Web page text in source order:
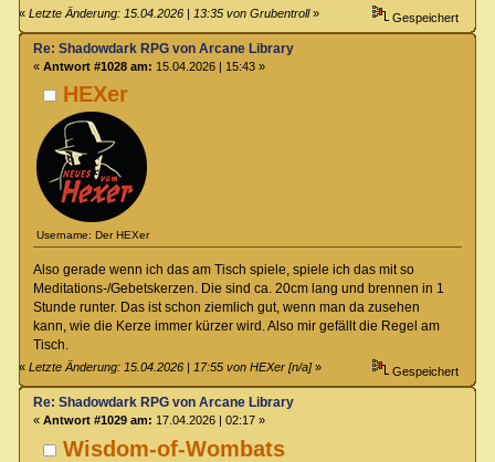
«Letzte Änderung: 15.04.2026 | 13:35 von Grubentroll» Gespeichert
HEXer
Username: Der HEXer
Re: Shadowdark RPG von Arcane Library
« Antwort #1028 am: 15.04.2026 | 15:43 »
Also gerade wenn ich das am Tisch spiele, spiele ich das mit so
Meditations-/Gebetskerzen. Die sind ca. 20cm lang und brennen in 1
Stunde runter. Das ist schon ziemlich gut, wenn man da zusehen
kann, wie die Kerze immer kürzer wird. Also mir gefällt die Regel am
Tisch.
«Letzte Änderung: 15.04.2026 | 17:55 von HEXer [n/a]» Gespeichert
Wisdom-of-Wombats
Re: Shadowdark RPG von Arcane Library
« Antwort #1029 am: 17.04.2026 | 02:17 »